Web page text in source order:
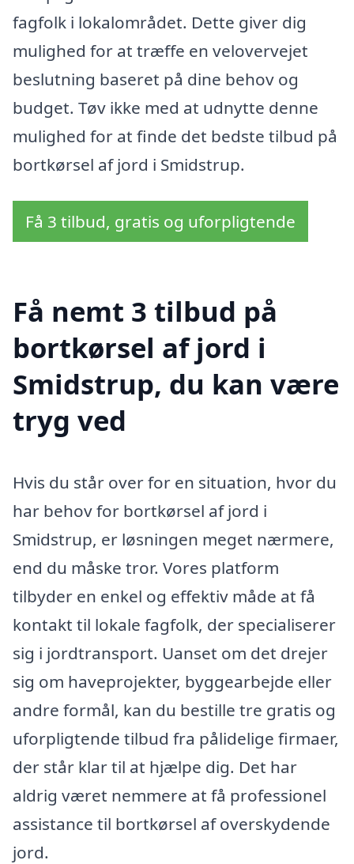
fagfolk i lokalområdet. Dette giver dig
mulighed for at træffe en velovervejet
beslutning baseret på dine behov og
budget. Tøv ikke med at udnytte denne
mulighed for at finde det bedste tilbud på
bortkørsel af jord i Smidstrup.
Få 3 tilbud, gratis og uforpligtende
Få nemt 3 tilbud på
bortkørsel af jord i
Smidstrup, du kan være
tryg ved
Hvis du står over for en situation, hvor du
har behov for bortkørsel af jord i
Smidstrup, er løsningen meget nærmere,
end du måske tror. Vores platform
tilbyder en enkel og effektiv måde at få
kontakt til lokale fagfolk, der specialiserer
sig i jordtransport. Uanset om det drejer
sig om haveprojekter, byggearbejde eller
andre formål, kan du bestille tre gratis og
uforpligtende tilbud fra pålidelige firmaer,
der står klar til at hjælpe dig. Det har
aldrig været nemmere at få professionel
assistance til bortkørsel af overskydende
jord.